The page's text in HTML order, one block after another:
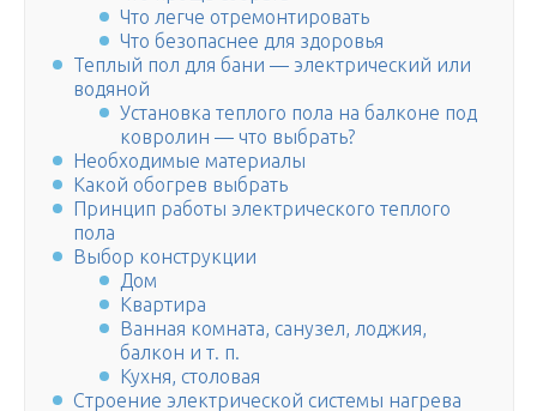
Что легче отремонтировать
Что безопаснее для здоровья
Теплый пол для бани — электрический или
водяной
Установка теплого пола на балконе под
ковролин — что выбрать?
Необходимые материалы
Какой обогрев выбрать
Принцип работы электрического теплого
пола
Выбор конструкции
Дом
Квартира
Ванная комната, санузел, лоджия,
балкон и т. п.
Кухня, столовая
Строение электрической системы нагрева